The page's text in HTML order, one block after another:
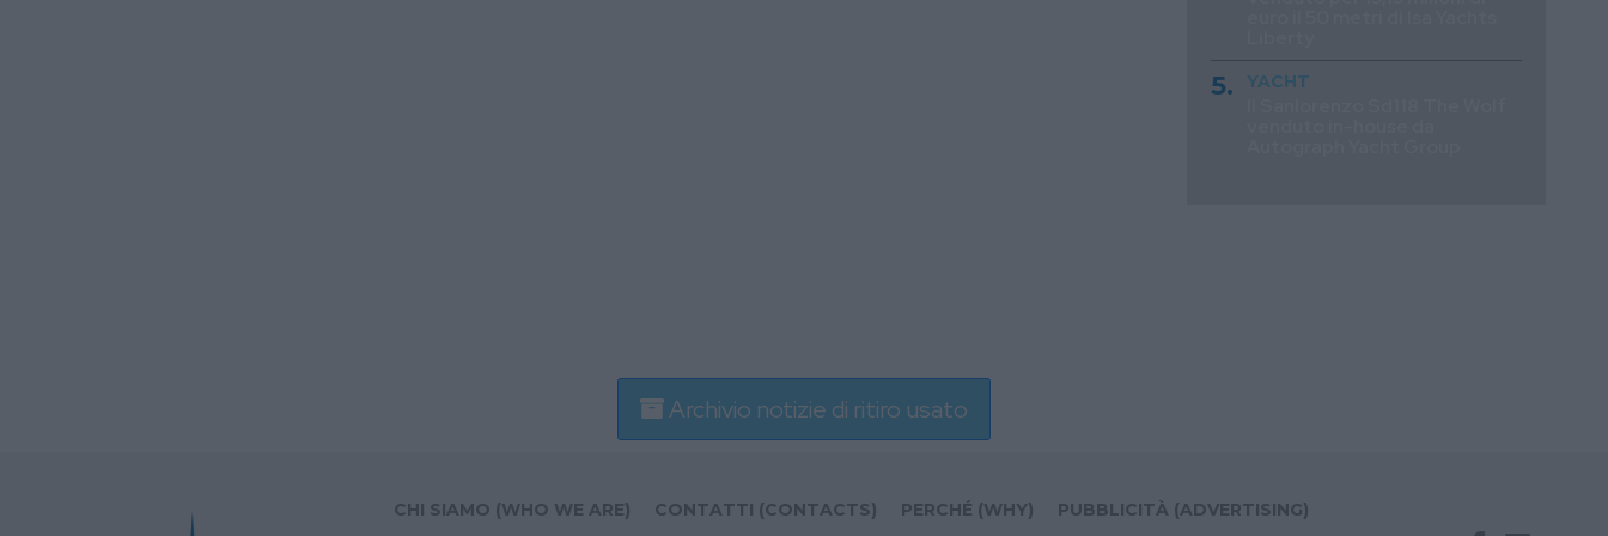
YACHT
Archivio notizie di ritiro usato
CHI SIAMO (WHO WE ARE) CONTATTI (CONTACTS) PERCHÉ (WHY) PUBBLICITÀ (ADVERTISING)